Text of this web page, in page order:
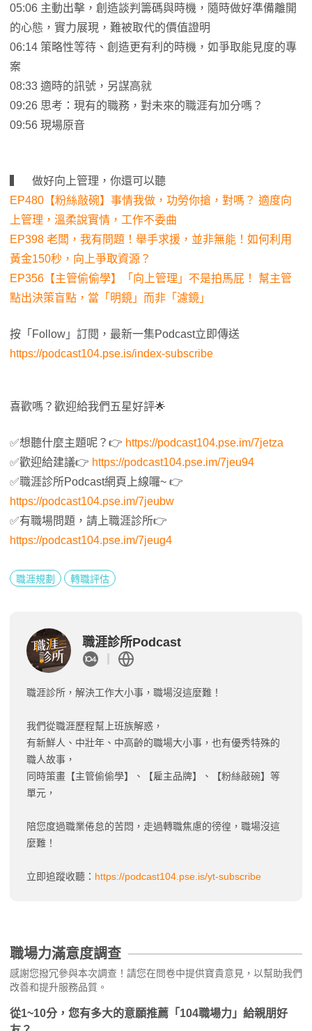
05:06 主動出擊，創造談判籌碼與時機，隨時做好準備離開
的心態，實力展現，難被取代的價值證明
06:14 策略性等待、創造更有利的時機，如爭取能見度的專
案
08:33 適時的訊號，另謀高就
09:26 思考：現有的職務，對未來的職涯有加分嗎？
09:56 現場原音
▍ 做好向上管理，你還可以聽
EP480【粉絲敲碗】事情我做，功勞你搶，對嗎？ 適度向
上管理，溫柔說實情，工作不委曲
EP398 老闆，我有問題！舉手求援，並非無能！如何利用
黃金150秒，向上爭取資源？
EP356【主管偷偷學】「向上管理」不是拍馬屁！ 幫主管
點出決策盲點，當「明鏡」而非「濾鏡」
按「Follow」訂閱，最新一集Podcast立即傳送
https://podcast104.pse.is/index-subscribe
喜歡嗎？歡迎給我們五星好評🌟
✅想聽什麼主題呢？👉 https://podcast104.pse.im/7jetza
✅歡迎給建議👉 https://podcast104.pse.im/7jeu94
✅職涯診所Podcast網頁上線囉~ 👉
https://podcast104.pse.im/7jeubw
✅有職場問題，請上職涯診所👉
https://podcast104.pse.im/7jeug4
職涯規劃 轉職評估
職涯診所Podcast
職涯診所，解決工作大小事，職場沒這麼難！
我們從職涯歷程幫上班族解惑，
有新鮮人、中壯年、中高齡的職場大小事，也有優秀特殊的
職人故事，
同時策畫【主管偷偷學】、【雇主品牌】、【粉絲敲碗】等
單元，
陪您度過職業倦怠的苦悶，走過轉職焦慮的徬徨，職場沒這
麼難！
立即追蹤收聽： https://podcast104.pse.is/yt-subscribe
職場力滿意度調查
感謝您撥冗參與本次調查！請您在問卷中提供寶貴意見，以幫助我們
改善和提升服務品質。
從1~10分，您有多大的意願推薦「104職場力」給親朋好